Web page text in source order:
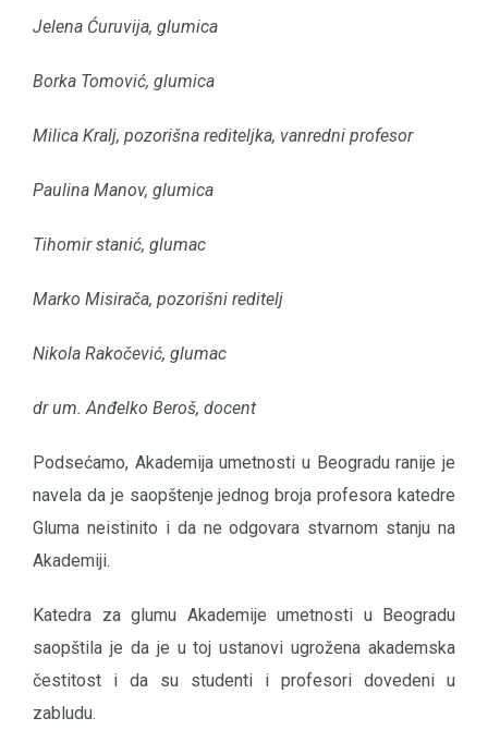
Jelena Ćuruvija, glumica
Borka Tomović, glumica
Milica Kralj, pozorišna rediteljka, vanredni profesor
Paulina Manov, glumica
Tihomir stanić, glumac
Marko Misirača, pozorišni reditelj
Nikola Rakočević, glumac
dr um. Anđelko Beroš, docent
Podsećamo, Akademija umetnosti u Beogradu ranije je
navela da je saopštenje jednog broja profesora katedre
Gluma neistinito i da ne odgovara stvarnom stanju na
Akademiji.
Katedra za glumu Akademije umetnosti u Beogradu
saopštila je da je u toj ustanovi ugrožena akademska
čestitost i da su studenti i profesori dovedeni u
zabludu.